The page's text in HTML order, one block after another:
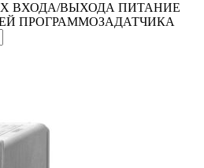
ВХОДА/ВЫХОДА ПИТАНИЕ
ПРОГРАММОЗАДАТЧИКА